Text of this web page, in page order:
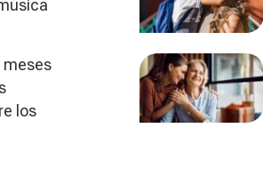
meses
los